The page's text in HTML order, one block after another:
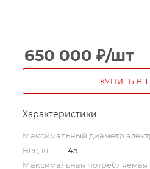
650 000 ₽/шт
КУПИТЬ В
Характеристики
Максимальный диаметр
Вес, кг — 45
Максимальная потребляемая